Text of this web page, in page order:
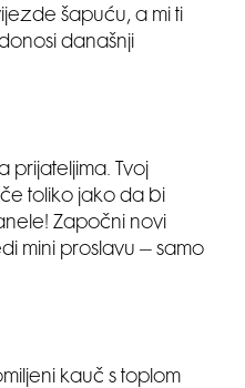
šapuću, a mi ti
današnji
prijateljima. Tvoj
toliko jako da bi
Započni novi
mini proslavu – samo
kauč s toplom